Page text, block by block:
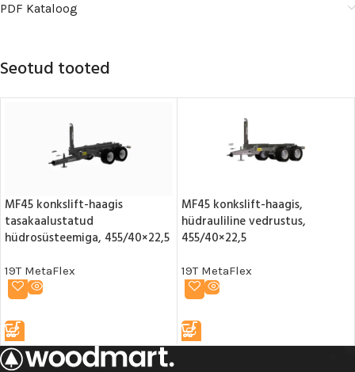
PDF Kataloog
Seotud tooted
MF45 konkslift-haagis
tasakaalustatud
hüdrosüsteemiga, 455/40×22,5
19T MetaFlex
MF45 konkslift-haagis,
hüdrauliline vedrustus,
455/40×22,5
19T MetaFlex